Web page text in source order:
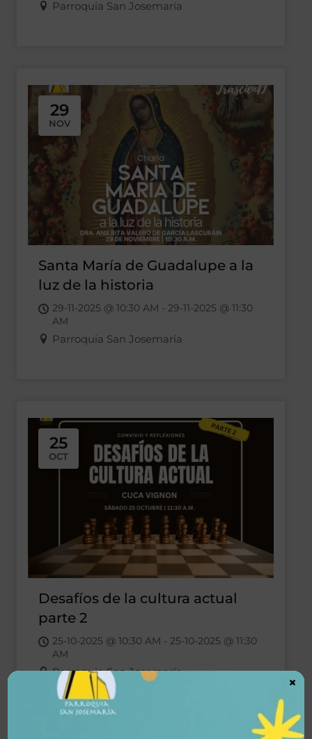
Parroquia San Josemaría
29
NOV
Santa María de Guadalupe a la
luz de la historia
29-11-2025 @ 10:30 AM - 29-11-2025 @ 11:30
AM
Parroquia San Josemaría
25
OCT
Desafíos de la cultura actual
parte 2
25-10-2025 @ 10:30 AM - 25-10-2025 @ 11:30
AM
Parroquia San Josemaría
×